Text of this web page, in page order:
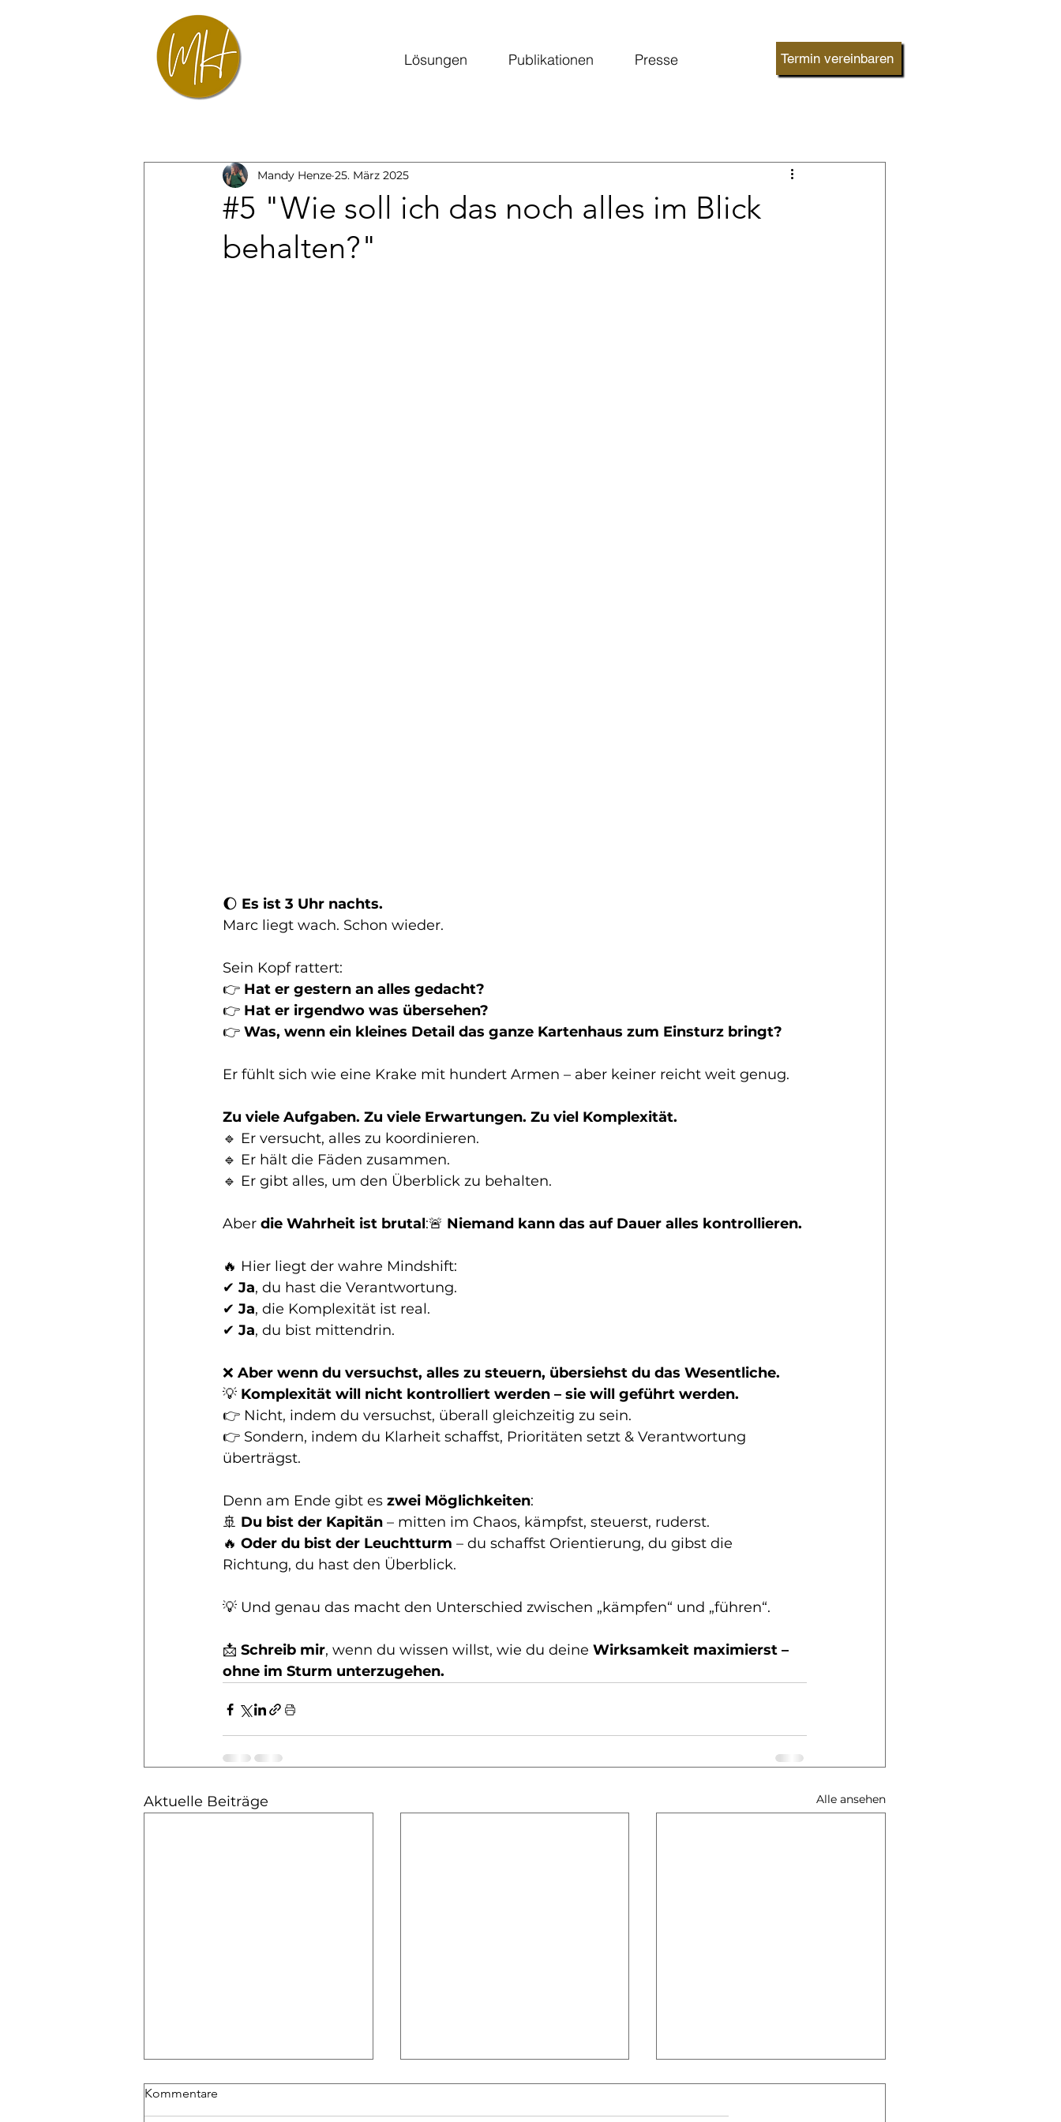
Lösungen Publikationen Presse Termin vereinbaren
#5 "Wie soll ich das noch alles im Blick
behalten?"
Mandy Henze 25. März 2025
🌔 Es ist 3 Uhr nachts.
Marc liegt wach. Schon wieder.
Sein Kopf rattert:
👉 Hat er gestern an alles gedacht?
👉 Hat er irgendwo was übersehen?
👉 Was, wenn ein kleines Detail das ganze Kartenhaus zum Einsturz bringt?
Er fühlt sich wie eine Krake mit hundert Armen – aber keiner reicht weit genug.
Zu viele Aufgaben. Zu viele Erwartungen. Zu viel Komplexität.
🔹 Er versucht, alles zu koordinieren.
🔹 Er hält die Fäden zusammen.
🔹 Er gibt alles, um den Überblick zu behalten.
Aber die Wahrheit ist brutal:🚨 Niemand kann das auf Dauer alles kontrollieren.
🔥 Hier liegt der wahre Mindshift:
✔ Ja, du hast die Verantwortung.
✔ Ja, die Komplexität ist real.
✔ Ja, du bist mittendrin.
❌ Aber wenn du versuchst, alles zu steuern, übersiehst du das Wesentliche.
💡 Komplexität will nicht kontrolliert werden – sie will geführt werden.
👉 Nicht, indem du versuchst, überall gleichzeitig zu sein.
👉 Sondern, indem du Klarheit schaffst, Prioritäten setzt & Verantwortung
überträgst.
Denn am Ende gibt es zwei Möglichkeiten:
🚢 Du bist der Kapitän – mitten im Chaos, kämpfst, steuerst, ruderst.
🔥 Oder du bist der Leuchtturm – du schaffst Orientierung, du gibst die
Richtung, du hast den Überblick.
💡 Und genau das macht den Unterschied zwischen „kämpfen“ und „führen“.
📩 Schreib mir, wenn du wissen willst, wie du deine Wirksamkeit maximierst –
ohne im Sturm unterzugehen.
Aktuelle Beiträge Alle ansehen
Kommentare